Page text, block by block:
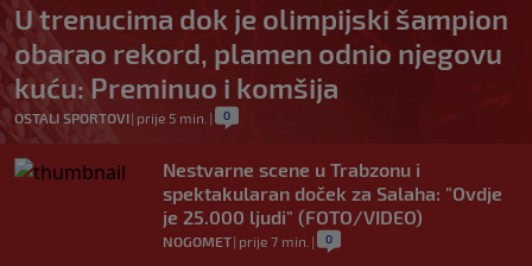
U trenucima dok je olimpijski šampion
obarao rekord, plamen odnio njegovu
kuću: Preminuo i komšija
OSTALI SPORTOVI| prije 5 min. | 0
Nestvarne scene u Trabzonu i
spektakularan doček za Salaha: "Ovdje
je 25.000 ljudi" (FOTO/VIDEO)
NOGOMET| prije 7 min. | 0